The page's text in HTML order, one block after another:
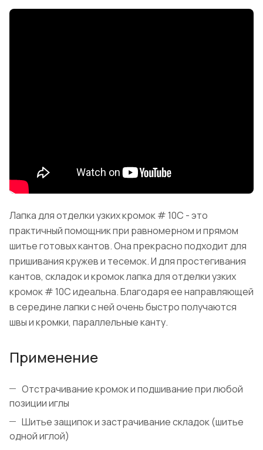
Лапка для отделки узких кромок # 10C - это
практичный помощник при равномерном и прямом
шитье готовых кантов. Она прекрасно подходит для
пришивания кружев и тесемок. И для простегивания
кантов, складок и кромок лапка для отделки узких
кромок # 10C идеальна. Благодаря ее направляющей
в середине лапки с ней очень быстро получаются
швы и кромки, параллельные канту.
Применение
Отстрачивание кромок и подшивание при любой
позиции иглы
Шитье защипок и застрачивание складок (шитье
одной иглой)